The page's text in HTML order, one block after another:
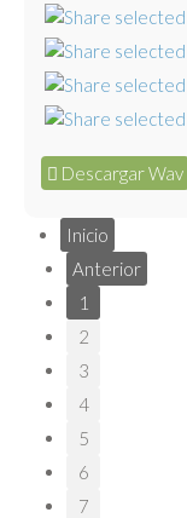
Descargar Wav
Inicio
Anterior
1
2
3
4
5
6
7